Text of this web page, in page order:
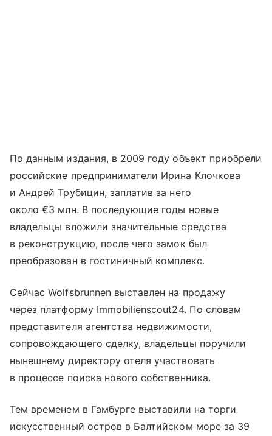
По данным издания, в 2009 году объект приобрели
российские предприниматели Ирина Клочкова
и Андрей Трубицин, заплатив за него
около €3 млн. В последующие годы новые
владельцы вложили значительные средства
в реконструкцию, после чего замок был
преобразован в гостиничный комплекс.
Сейчас Wolfsbrunnen выставлен на продажу
через платформу Immobilienscout24. По словам
представителя агентства недвижимости,
сопровождающего сделку, владельцы поручили
нынешнему директору отеля участвовать
в процессе поиска нового собственника.
Тем временем в Гамбурге выставили на торги
искусственный остров в Балтийском море за 39